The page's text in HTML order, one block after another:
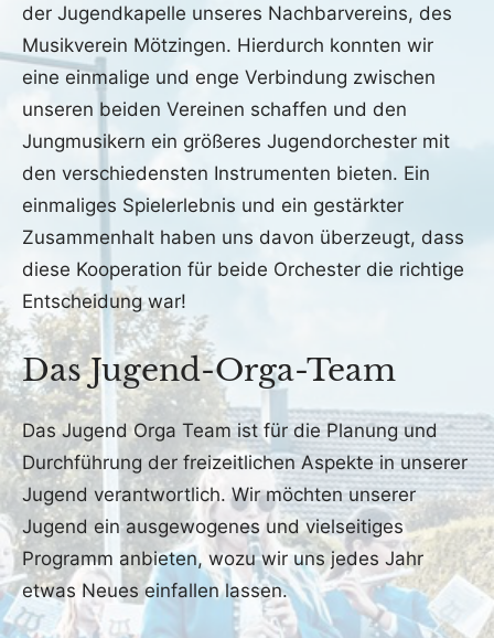
der Jugendkapelle unseres Nachbarvereins, des
Musikverein Mötzingen. Hierdurch konnten wir
eine einmalige und enge Verbindung zwischen
unseren beiden Vereinen schaffen und den
Jungmusikern ein größeres Jugendorchester mit
den verschiedensten Instrumenten bieten. Ein
einmaliges Spielerlebnis und ein gestärkter
Zusammenhalt haben uns davon überzeugt, dass
diese Kooperation für beide Orchester die richtige
Entscheidung war!
Das Jugend-Orga-Team
Das Jugend Orga Team ist für die Planung und
Durchführung der freizeitlichen Aspekte in unserer
Jugend verantwortlich. Wir möchten unserer
Jugend ein ausgewogenes und vielseitiges
Programm anbieten, wozu wir uns jedes Jahr
etwas Neues einfallen lassen.